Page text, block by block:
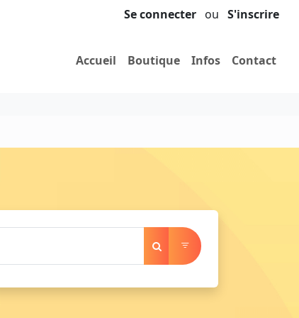
Se connecter ou S'inscrire
Accueil Boutique Infos Contact